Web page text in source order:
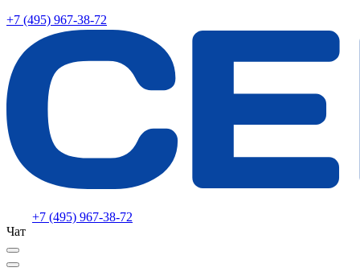
+7 (495) 967-38-72
+7 (495) 967-38-72
Чат